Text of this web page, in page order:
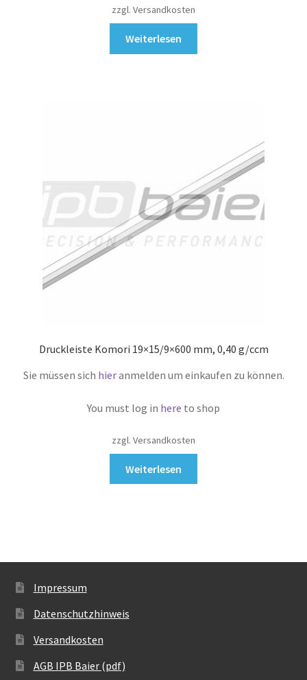
zzgl. Versandkosten
Weiterlesen
Druckleiste Komori 19×15/9×600 mm, 0,40 g/ccm
Sie müssen sich hieranmelden um einkaufen zu können.
You must log in here to shop
zzgl. Versandkosten
Weiterlesen
Impressum
Datenschutzhinweis
Versandkosten
AGB IPB Baier (pdf)